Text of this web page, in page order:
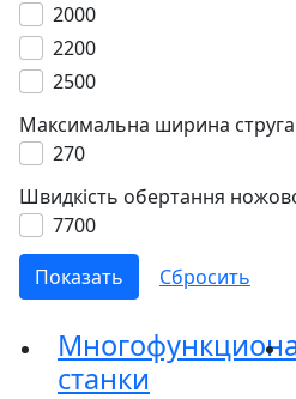
2000
2200
2500
Максимальна ширина
270
Швидкість обертання
7700
станки